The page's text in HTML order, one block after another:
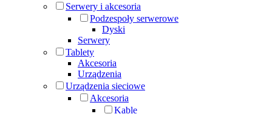
Serwery i akcesoria
Podzespoły serwerowe
Dyski
Serwery
Tablety
Akcesoria
Urządzenia
Urządzenia sieciowe
Akcesoria
Kable